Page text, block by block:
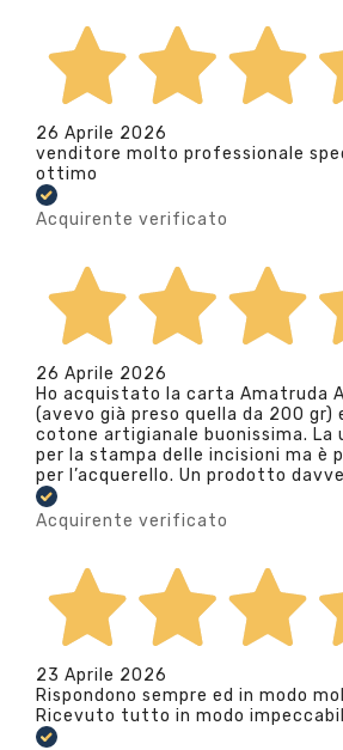
26 Aprile 2026
venditore molto professionale
ottimo
Acquirente verificato
26 Aprile 2026
Ho acquistato la carta Amatruda
(avevo già preso quella da 200 gr)
cotone artigianale buonissima. La
per la stampa delle incisioni ma è
per l’acquerello. Un prodotto
Acquirente verificato
23 Aprile 2026
Rispondono sempre ed in modo
Ricevuto tutto in modo